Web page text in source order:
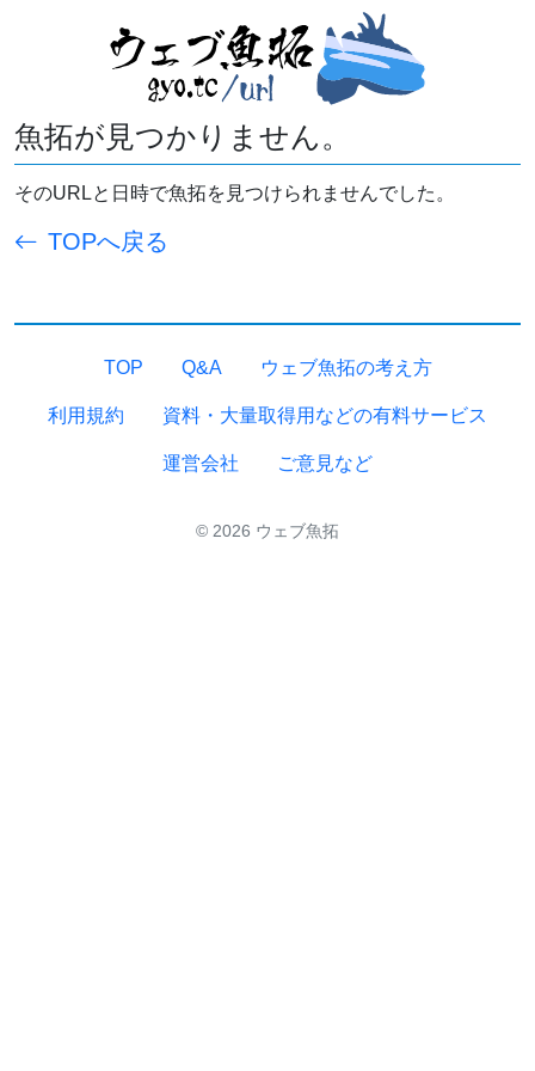
魚拓が見つかりません。
そのURLと日時で魚拓を見つけられませんでした。
TOPへ戻る
TOP Q&A ウェブ魚拓の考え方
利用規約 資料・大量取得用などの有料サービス
運営会社 ご意見など
© 2026 ウェブ魚拓